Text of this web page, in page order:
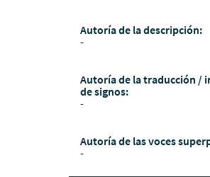
Autoría de la descripción:
-
Autoría de la traducción /
de signos:
-
Autoría de las voces
-